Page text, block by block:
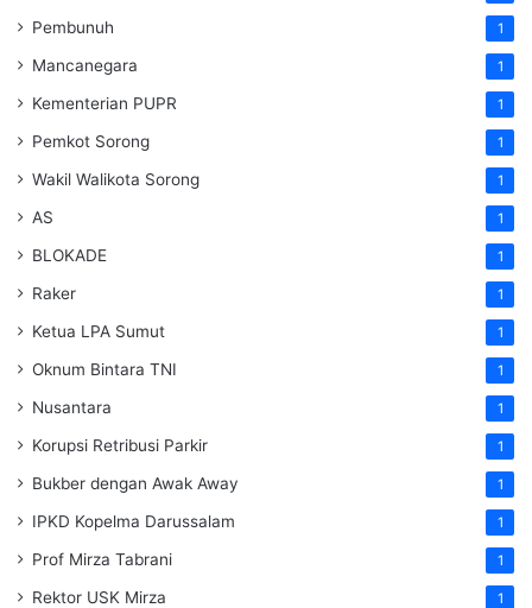
Pembunuh 1
Mancanegara 1
Kementerian PUPR 1
Pemkot Sorong 1
Wakil Walikota Sorong 1
AS 1
BLOKADE 1
Raker 1
Ketua LPA Sumut 1
Oknum Bintara TNI 1
Nusantara 1
Korupsi Retribusi Parkir 1
Bukber dengan Awak Away 1
IPKD Kopelma Darussalam 1
Prof Mirza Tabrani 1
Rektor USK Mirza 1